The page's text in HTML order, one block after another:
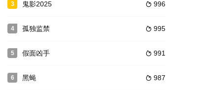
养老院工作，并意识到那里的居民和看护人隐藏着险恶的秘密。当
3  996
鬼影2025
4  995
孤独监禁
5  991
假面凶手
6  987
黑蝇